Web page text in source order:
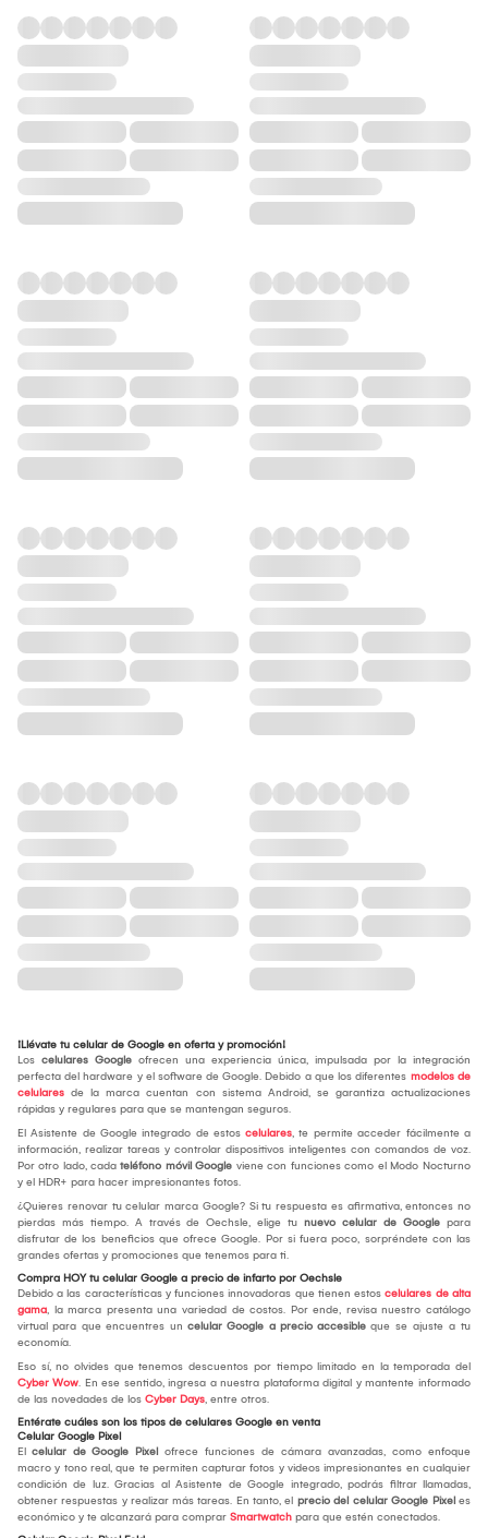
¡Llévate tu celular de Google en oferta y promoción!
Los celulares Google ofrecen una experiencia única, impulsada por la integración
perfecta del hardware y el software de Google. Debido a que los diferentes modelos de
celulares de la marca cuentan con sistema Android, se garantiza actualizaciones
rápidas y regulares para que se mantengan seguros.
El Asistente de Google integrado de estos celulares, te permite acceder fácilmente a
información, realizar tareas y controlar dispositivos inteligentes con comandos de voz.
Por otro lado, cada teléfono móvil Google viene con funciones como el Modo Nocturno
y el HDR+ para hacer impresionantes fotos.
¿Quieres renovar tu celular marca Google? Si tu respuesta es afirmativa, entonces no
pierdas más tiempo. A través de Oechsle, elige tu nuevo celular de Google para
disfrutar de los beneficios que ofrece Google. Por si fuera poco, sorpréndete con las
grandes ofertas y promociones que tenemos para ti.
Compra HOY tu celular Google a precio de infarto por Oechsle
Debido a las características y funciones innovadoras que tienen estos celulares de alta
gama, la marca presenta una variedad de costos. Por ende, revisa nuestro catálogo
virtual para que encuentres un celular Google a precio accesible que se ajuste a tu
economía.
Eso sí, no olvides que tenemos descuentos por tiempo limitado en la temporada del
Cyber Wow. En ese sentido, ingresa a nuestra plataforma digital y mantente informado
de las novedades de los Cyber Days, entre otros.
Entérate cuáles son los tipos de celulares Google en venta
Celular Google Pixel
El celular de Google Pixel ofrece funciones de cámara avanzadas, como enfoque
macro y tono real, que te permiten capturar fotos y videos impresionantes en cualquier
condición de luz. Gracias al Asistente de Google integrado, podrás filtrar llamadas,
obtener respuestas y realizar más tareas. En tanto, el precio del celular Google Pixel es
económico y te alcanzará para comprar Smartwatch para que estén conectados.